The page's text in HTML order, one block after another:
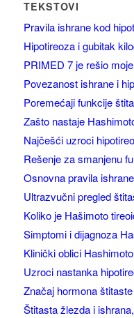
TEKSTOVI
Pravila ishrane kod
Hipotireoza i gubitak
PRIMED 7 je rešio
Povezanost ishrane i
Poremećaji funkcije
Zašto nastaje
Najčešći uzroci
Rešenje za smanjenu
Osnovna pravila
Ultrazvučni pregled
Koliko je Hašimoto
Simptomi i dijagnoza
Klinički oblici
Uzroci nastanka
Značaj hormona
Štitasta žlezda i